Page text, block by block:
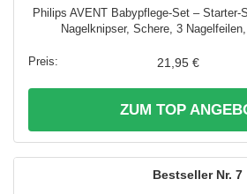
Philips AVENT Babypflege-Set – Starter-
Nagelknipser, Schere, 3
21,95 €
ZUM TOP
7